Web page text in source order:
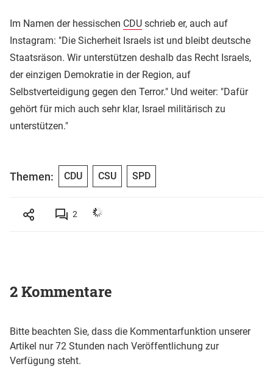
Im Namen der hessischen CDU schrieb er, auch auf
Instagram: "Die Sicherheit Israels ist und bleibt deutsche
Staatsräson. Wir unterstützen deshalb das Recht Israels,
der einzigen Demokratie in der Region, auf
Selbstverteidigung gegen den Terror." Und weiter: "Dafür
gehört für mich auch sehr klar, Israel militärisch zu
unterstützen."
Themen: CDU CSU SPD
2
2 Kommentare
Bitte beachten Sie, dass die Kommentarfunktion unserer
Artikel nur 72 Stunden nach Veröffentlichung zur
Verfügung steht.